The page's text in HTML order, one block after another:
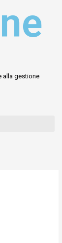
alla gestione